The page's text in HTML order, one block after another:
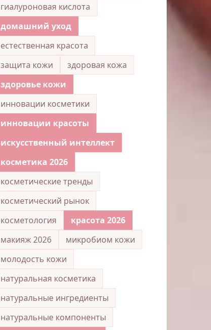
гиалуроновая кислота
домашний уход
естественная красота
защита кожи
здоровая кожа
здоровье кожи
инновации косметики
инновации красоты
искусственный интеллект
косметика 2026
косметические тренды
косметический рынок
косметология
красота 2026
макияж 2026
микробиом кожи
молодость кожи
натуральная косметика
натуральные ингредиенты
натуральные компоненты